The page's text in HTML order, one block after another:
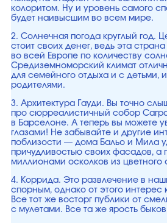
колоритом. Ну и уровень самого
будет наивысшим во всем мире.
2. Солнечная погода круглый год.
стоит своих денег, ведь эта страна
во всей Европе по количеству
Средиземноморский климат
для семейного отдыха и с детьми,
родителями.
3. Архитектура Гауди. Вы точно
про сюрреалистичный собор
в Барселоне. А теперь вы можете
глазами! Не забывайте и другие
поблизости — дома Бальо и Мила
причудливостью своих фасадов, а
миллионами осколков из цветного
4. Коррида. Это развлечение в
спорным, однако от этого интерес
Все тот же восторг публики от
с мулетами. Все та же ярость